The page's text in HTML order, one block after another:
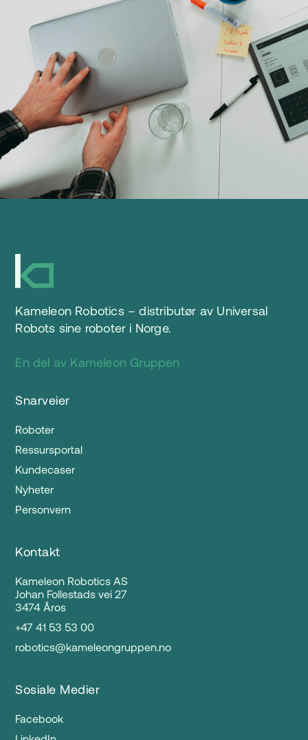
Kameleon Robotics – distributør av Universal
Robots sine roboter i Norge.
En del av Kameleon Gruppen
Snarveier
Roboter
Ressursportal
Kundecaser
Nyheter
Personvern
Kontakt
Kameleon Robotics AS
Johan Follestads vei 27
3474 Åros
+47 41 53 53 00
robotics@kameleongruppen.no
Sosiale Medier
Facebook